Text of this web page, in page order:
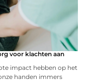
voor klachten aan
impact hebben op het
handen immers